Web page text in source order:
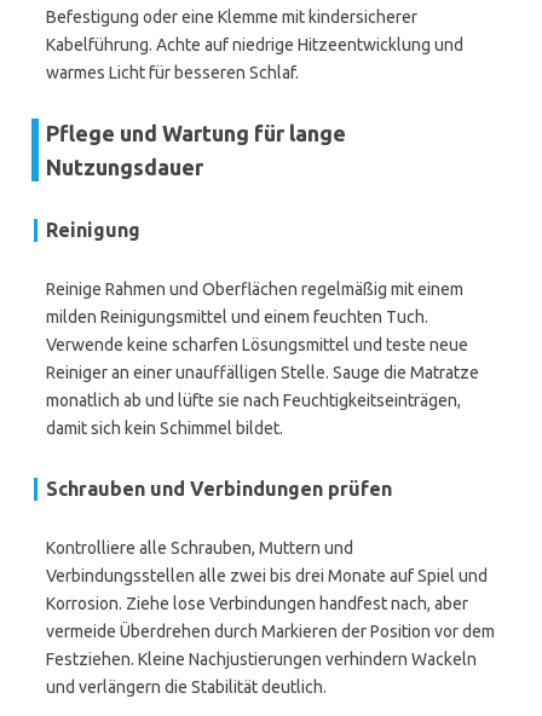
Befestigung oder eine Klemme mit kindersicherer
Kabelführung. Achte auf niedrige Hitzeentwicklung und
warmes Licht für besseren Schlaf.
Pflege und Wartung für lange
Nutzungsdauer
Reinigung
Reinige Rahmen und Oberflächen regelmäßig mit einem
milden Reinigungsmittel und einem feuchten Tuch.
Verwende keine scharfen Lösungsmittel und teste neue
Reiniger an einer unauffälligen Stelle. Sauge die Matratze
monatlich ab und lüfte sie nach Feuchtigkeitseinträgen,
damit sich kein Schimmel bildet.
Schrauben und Verbindungen prüfen
Kontrolliere alle Schrauben, Muttern und
Verbindungsstellen alle zwei bis drei Monate auf Spiel und
Korrosion. Ziehe lose Verbindungen handfest nach, aber
vermeide Überdrehen durch Markieren der Position vor dem
Festziehen. Kleine Nachjustierungen verhindern Wackeln
und verlängern die Stabilität deutlich.